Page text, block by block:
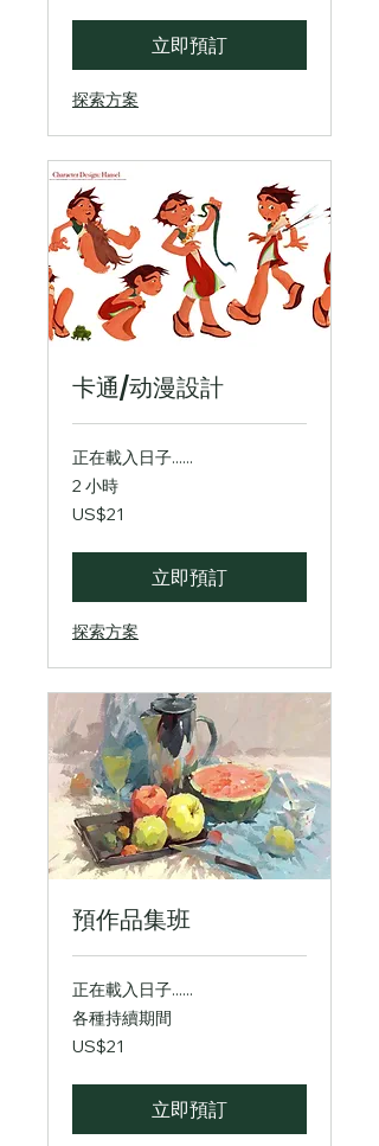
立即預訂
探索方案
卡通/动漫設計
正在載入日子......
2 小時
21
美
US$21
立即預訂
探索方案
預作品集班
正在載入日子......
各種持續期間
21
美
US$21
立即預訂